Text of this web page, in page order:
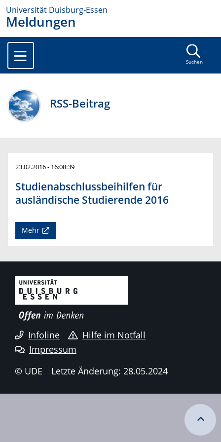
Universität Duisburg-Essen
Meldungen
Suchen
RSS-Beitrag
23.02.2016 - 16:08:39
Studienabschlussbeihilfen für
ausländische Studierende 2016
Mehr
Infoline
Hilfe im Notfall
Impressum
© UDE
Letzte Änderung: 28.05.2024